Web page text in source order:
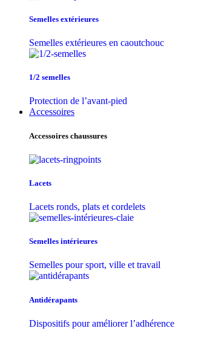
Semelles extérieures
Semelles extérieures en caoutchouc
1/2 semelles
Protection de l’avant-pied
Accessoires
Accessoires chaussures
Lacets
Lacets ronds, plats et cordelets
Semelles intérieures
Semelles pour sport, ville et travail
Antidérapants
Dispositifs pour améliorer l’adhérence